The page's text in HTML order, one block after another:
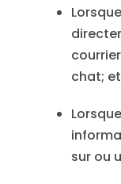
chat; et
sur ou